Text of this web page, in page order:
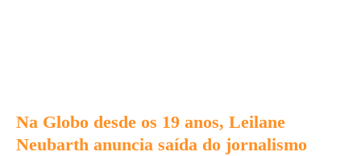
Na Globo desde os 19 anos, Leilane
Neubarth anuncia saída do jornalismo